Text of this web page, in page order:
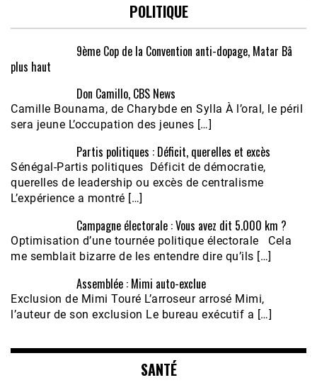
POLITIQUE
9ème Cop de la Convention anti-dopage, Matar Bâ
plus haut
Don Camillo, CBS News
Camille Bounama, de Charybde en Sylla À l’oral, le péril
sera jeune L’occupation des jeunes […]
Partis politiques : Déficit, querelles et excès
Sénégal-Partis politiques Déficit de démocratie,
querelles de leadership ou excès de centralisme
L’expérience a montré […]
Campagne électorale : Vous avez dit 5.000 km ?
Optimisation d’une tournée politique électorale Cela
me semblait bizarre de les entendre dire qu’ils […]
Assemblée : Mimi auto-exclue
Exclusion de Mimi Touré L’arroseur arrosé Mimi,
l’auteur de son exclusion Le bureau exécutif a […]
SANTÉ